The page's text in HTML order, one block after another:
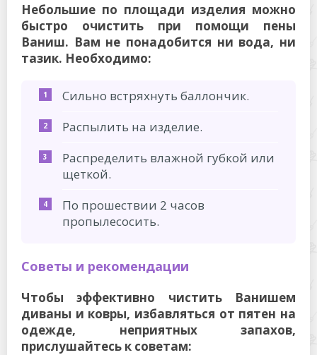
Небольшие по площади изделия можно
быстро очистить при помощи пены
Ваниш. Вам не понадобится ни вода, ни
тазик. Необходимо:
Сильно встряхнуть баллончик.
Распылить на изделие.
Распределить влажной губкой или
щеткой.
По прошествии 2 часов
пропылесосить.
Советы и рекомендации
Чтобы эффективно чистить Ванишем
диваны и ковры, избавляться от пятен на
одежде, неприятных запахов,
прислушайтесь к советам: